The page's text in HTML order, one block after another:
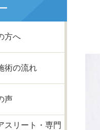
方へ
術の流れ
声
スリート・専門